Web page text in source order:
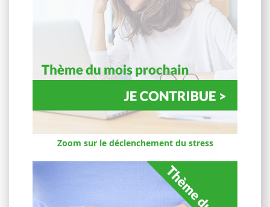
Zoom sur le déclenchement du stress